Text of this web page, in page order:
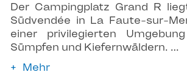
Der Campingplatz Grand R
Südvendée in La Faute-sur-
einer privilegierten
Sümpfen und Kiefernwäldern. …
Mehr